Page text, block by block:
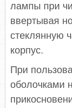
лампы при
ввертывая
стеклянную
корпус.
При
оболочками